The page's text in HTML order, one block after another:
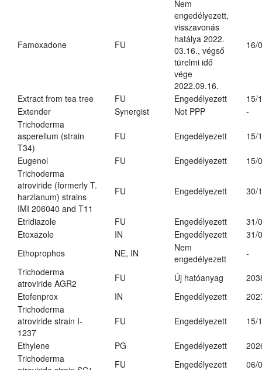
Famoxadone FU
Nem
engedélyezett,
visszavonás
hatálya 2022.
03.16., végső
türelmi idő
vége
2022.09.16.
16/
Extract from tea tree FU Engedélyezett
15/
Extender
Synergist Not PPP
-
Trichoderma
asperellum (strain
T34)
FU Engedélyezett 15/
Eugenol FU Engedélyezett
15/
Trichoderma
atroviride (formerly T.
harzianum) strains
IMI 206040 and T11
FU Engedélyezett 30/
Etridiazole FU Engedélyezett
31/
Etoxazole
IN Engedélyezett
31/
Ethoprophos
NE, IN
Nem
engedélyezett
-
Trichoderma
atroviride AGR2
FU Új hatóanyag
Etofenprox
IN Engedélyezett
Trichoderma
atroviride strain I-
1237
FU Engedélyezett 15/
Ethylene PG Engedélyezett
Trichoderma
FU Engedélyezett
06/